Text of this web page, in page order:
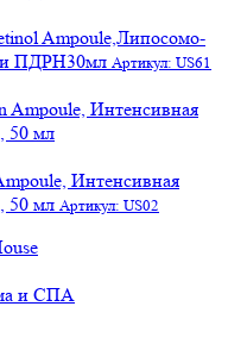
Ampoule,Липосомо-
и ПДРН30мл Артикул: US61
Интенсивная
50 мл Артикул: US02
и СПА